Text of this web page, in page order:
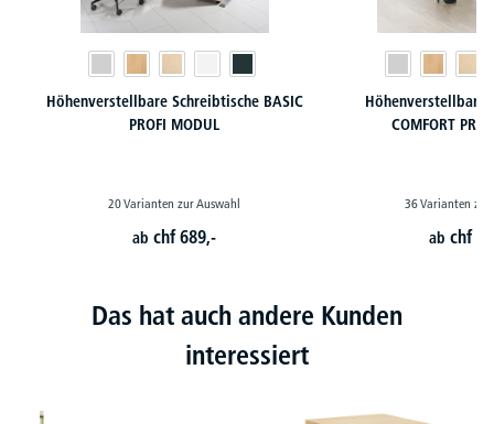
Höhenverstellbare Schreibtische BASIC
PROFI MODUL
20 Varianten zur Auswahl
abchf 689,-
Höhenverstellbare
COMFORT
36 Varianten zur
abchf
Das hat auch andere Kunden
interessiert